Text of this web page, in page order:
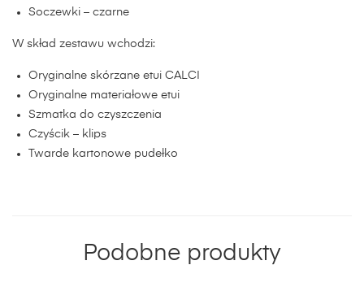
Soczewki – czarne
W skład zestawu wchodzi:
Oryginalne skórzane etui CALCI
Oryginalne materiałowe etui
Szmatka do czyszczenia
Czyścik – klips
Twarde kartonowe pudełko
Podobne produkty